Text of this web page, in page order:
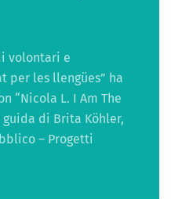
volontari e
per les llengües” ha
“Nicola L. I Am The
guida di Brita Köhler,
– Progetti